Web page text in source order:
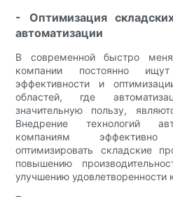
- Оптимизация
автоматизации
В современной быстро
компании постоянно
эффективности и
областей, где
значительную пользу,
Внедрение технологий
компаниям
оптимизировать складские
повышению
улучшению удовлетворенности